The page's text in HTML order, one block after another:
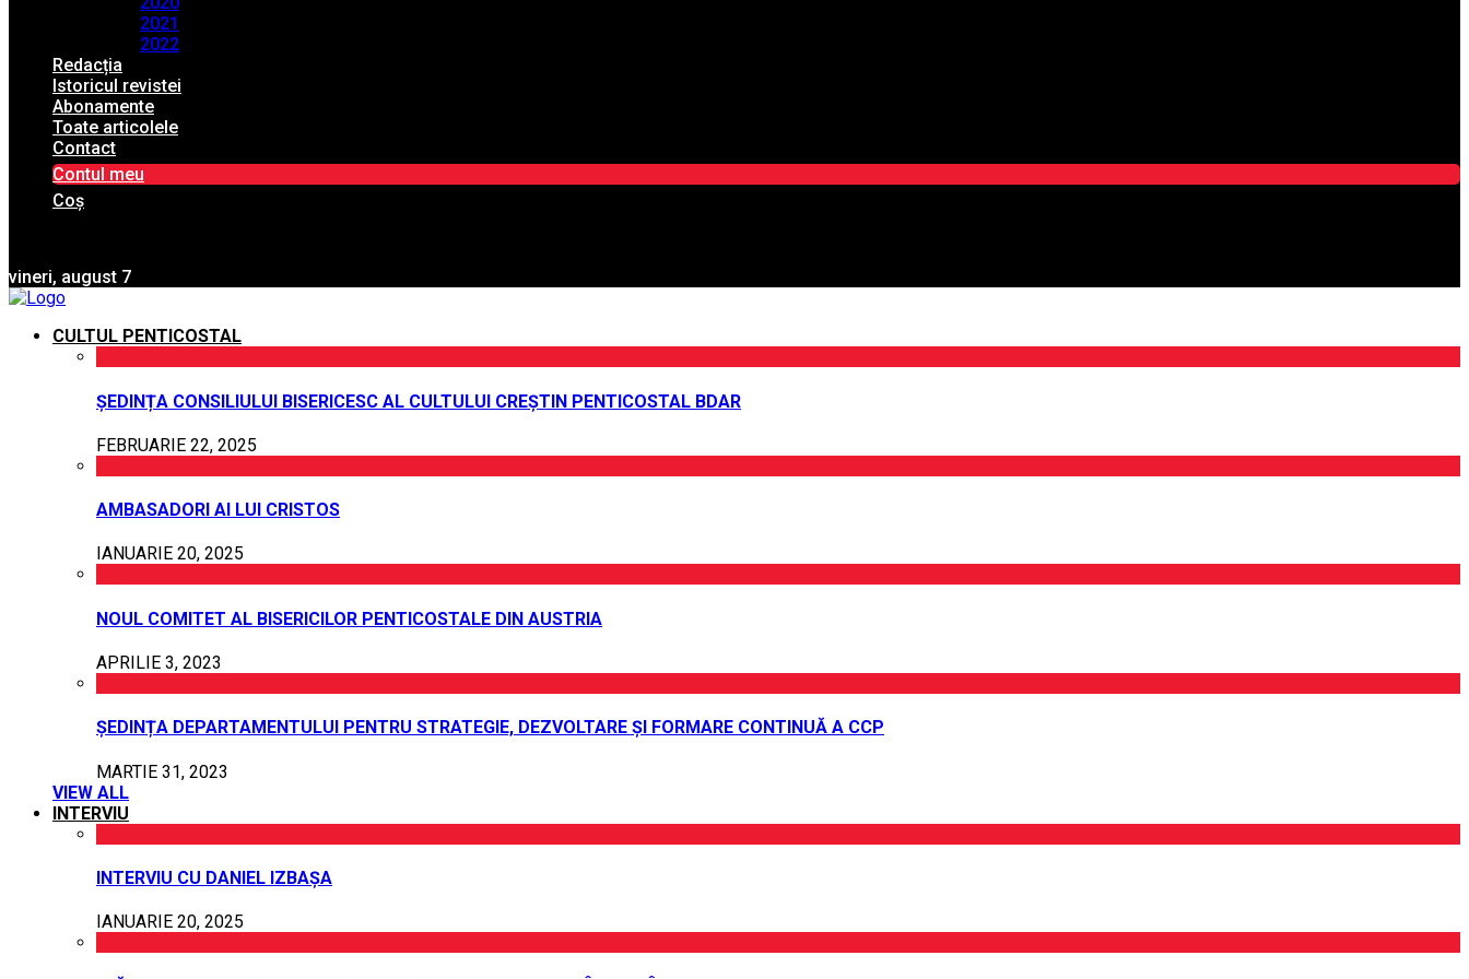
2021
2022
Redacția
Istoricul revistei
Abonamente
Toate articolele
Contact
Contul meu
Coș
vineri, august 7
CULTUL PENTICOSTAL
ȘEDINȚA CONSILIULUI BISERICESC AL CULTULUI CREȘTIN PENTICOSTAL BDAR
FEBRUARIE 22, 2025
AMBASADORI AI LUI CRISTOS
IANUARIE 20, 2025
NOUL COMITET AL BISERICILOR PENTICOSTALE DIN AUSTRIA
APRILIE 3, 2023
ȘEDINȚA DEPARTAMENTULUI PENTRU STRATEGIE, DEZVOLTARE ȘI FORMARE CONTINUĂ A CCP
MARTIE 31, 2023
VIEW ALL
INTERVIU
INTERVIU CU DANIEL IZBAȘA
IANUARIE 20, 2025